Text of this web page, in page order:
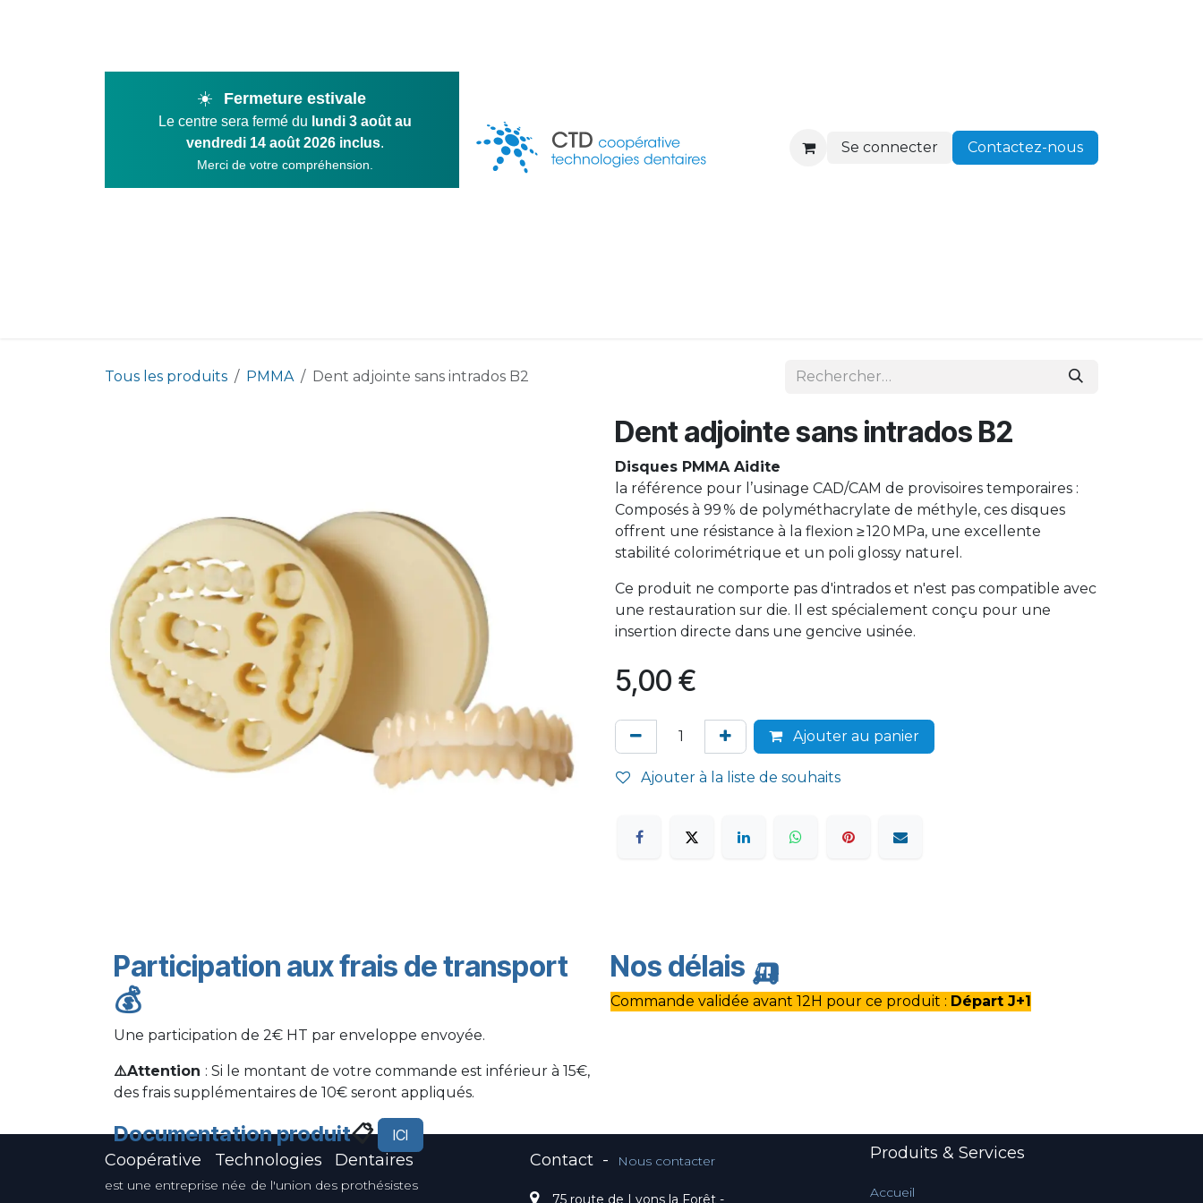
☀️ Fermeture estivale
Le centre sera fermé du lundi 3 août au
vendredi 14 août 2026 inclus.
Merci de votre compréhension.
Se connecter Contactez-nous
Tous les produits PMMA Dent adjointe sans intrados B2
Dent adjointe sans intrados B2
Disques PMMA Aidite
la référence pour l’usinage CAD/CAM de provisoires temporaires :
Composés à 99 % de polyméthacrylate de méthyle, ces disques
offrent une résistance à la flexion ≥ 120 MPa, une excellente
stabilité colorimétrique et un poli glossy naturel.
Ce produit ne comporte pas d'intrados et n'est pas compatible avec
une restauration sur die. Il est spécialement conçu pour une
insertion directe dans une gencive usinée.
5,00 €
Ajouter au panier
Ajouter à la liste de souhaits
Nos délais 🛺
Commande validée avant 12H pour ce produit : Départ J+1
Participation aux frais de transport
💰
Une participation de 2€ HT par enveloppe envoyée.
⚠️Attention : Si le montant de votre commande est inférieur à 15€,
des frais supplémentaires de 10€ seront appliqués.
Documentation produit📋 ICI
Coopérative Technologies Dentaires
est une entreprise née de l'union des prothésistes
Contact - Nous contacter
75 route de Lyons la Forêt -
Produits & Services
Accueil